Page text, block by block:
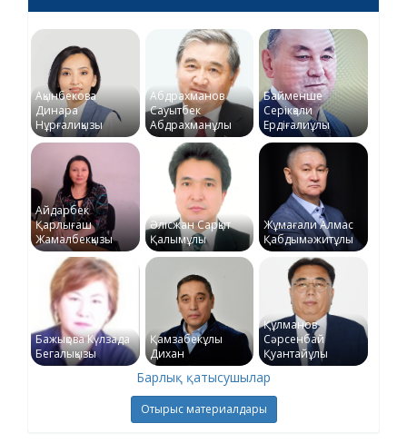
Ақынбекова
Динара
Нұрғалиқызы
Абдрахманов
Сауытбек
Абдрахманұлы
Байменше
Серікқали
Ердіғалиұлы
Айдарбек
Қарлығаш
Жамалбекқызы
Әлісжан Сарқыт
Қалымұлы
Жұмағали Алмас
Қабдымәжитұлы
Бажықова Күлзада
Бегалықызы
Қамзабекұлы
Дихан
Құлманов
Сәрсенбай
Қуантайұлы
Барлық қатысушылар
Отырыс материалдары